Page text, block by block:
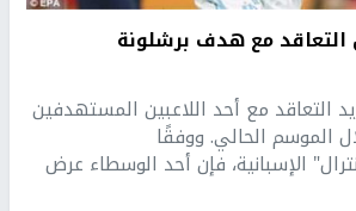
مع هدف برشلونة
التعاقد مع أحد اللاعبين المستهدفين
الموسم الحالي. ووفقًا
الإسبانية، فإن أحد الوسطاء عرض